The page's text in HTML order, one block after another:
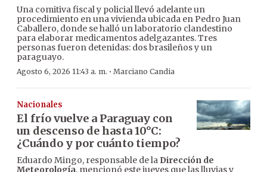
Una comitiva fiscal y policial llevó adelante un
procedimiento en una vivienda ubicada en Pedro Juan
Caballero, donde se halló un laboratorio clandestino
para elaborar medicamentos adelgazantes. Tres
personas fueron detenidas: dos brasileños y un
paraguayo.
Agosto 6, 2026 11:43 a. m. · Marciano Candia
Nacionales
El frío vuelve a Paraguay con
un descenso de hasta 10°C:
¿Cuándo y por cuánto tiempo?
Eduardo Mingo, responsable de la Dirección de
Meteorología, mencionó este jueves que las lluvias y